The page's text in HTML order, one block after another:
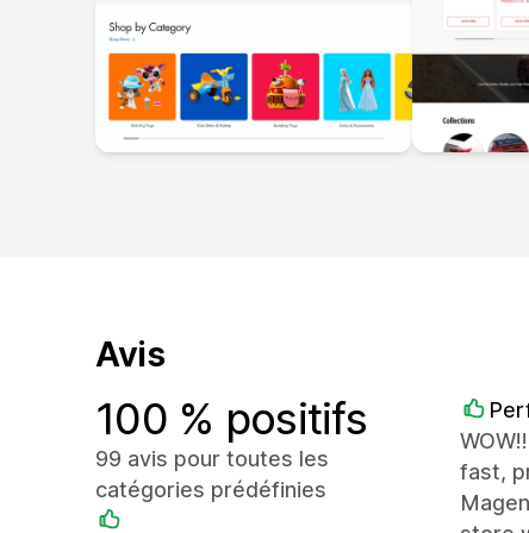
Avis
100 % positifs
99 avis pour toutes les
catégories prédéfinies
fast,